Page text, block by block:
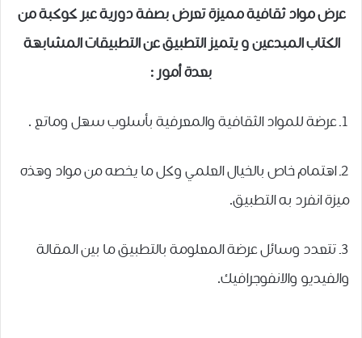
عرض مواد ثقافية مميزة تعرض بصفة دورية عبر كوكبة من
الكتاب المبدعين و يتميز التطبيق عن التطبيقات المشابهة
بعدة أمور :
1ـ عرضة للمواد الثقافية والمعرفية بأسلوب سهل وماتع .
2ـ اهتمام خاص بالخيال العلمي وكل ما يخصه من مواد وهذه
ميزة انفرد به التطبيق.
3ـ تتعدد وسائل عرضة المعلومة بالتطبيق ما بين المقالة
والفيديو والانفوجرافيك.